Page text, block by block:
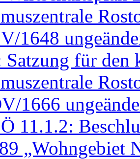
1648
Satzung für den
1666
11.1.2:
„Wohngebiet